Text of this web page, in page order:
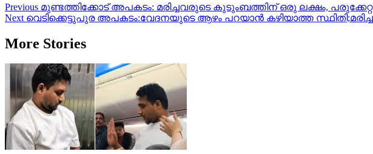
Post
navigation
Previous മുണ്ടത്തിക്കോട് അപകടം: മരിച്ചവരുടെ കുടുംബത്തിന് ഒരു ലക്ഷം,
Next വെടിക്കെട്ടുപുര അപകടം:വേദനയുടെ ആഴം പറയാൻ കഴിയാത്ത
More Stories